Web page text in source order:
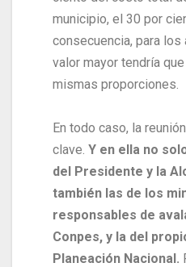
municipio, el 30 por
consecuencia, para
valor mayor tendría
mismas proporciones.
En todo caso, la
clave. Y en ella no
del Presidente y la
también las de los
responsables de
Conpes, y la del
Planeación Nacional.